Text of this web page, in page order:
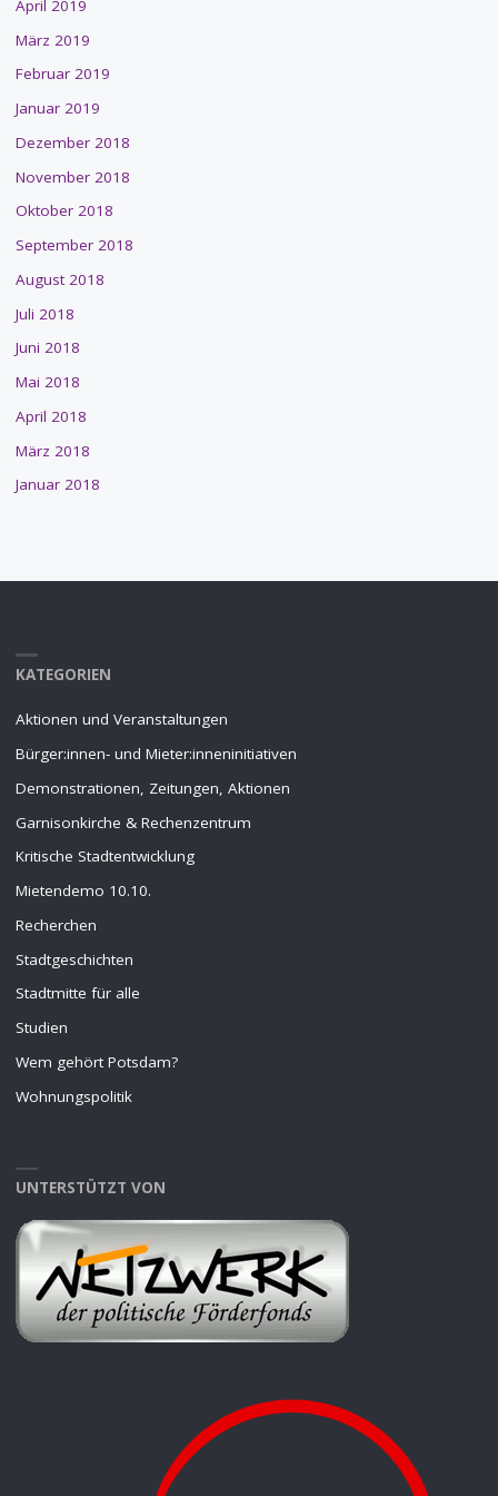
April 2019
März 2019
Februar 2019
Januar 2019
Dezember 2018
November 2018
Oktober 2018
September 2018
August 2018
Juli 2018
Juni 2018
Mai 2018
April 2018
März 2018
Januar 2018
KATEGORIEN
Aktionen und Veranstaltungen
Bürger:innen- und Mieter:inneninitiativen
Demonstrationen, Zeitungen, Aktionen
Garnisonkirche & Rechenzentrum
Kritische Stadtentwicklung
Mietendemo 10.10.
Recherchen
Stadtgeschichten
Stadtmitte für alle
Studien
Wem gehört Potsdam?
Wohnungspolitik
UNTERSTÜTZT VON